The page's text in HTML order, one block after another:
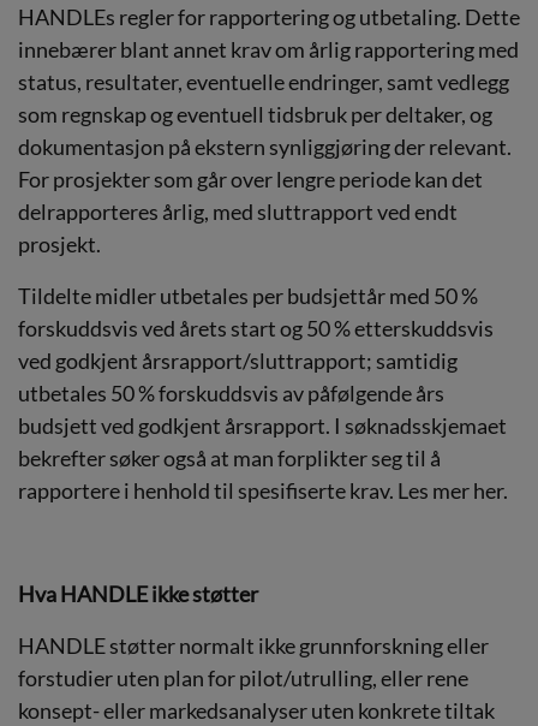
HANDLEs regler for rapportering og utbetaling. Dette
innebærer blant annet krav om årlig rapportering med
status, resultater, eventuelle endringer, samt vedlegg
som regnskap og eventuell tidsbruk per deltaker, og
dokumentasjon på ekstern synliggjøring der relevant.
For prosjekter som går over lengre periode kan det
delrapporteres årlig, med sluttrapport ved endt
prosjekt.
Tildelte midler utbetales per budsjettår med 50 %
forskuddsvis ved årets start og 50 % etterskuddsvis
ved godkjent årsrapport/sluttrapport; samtidig
utbetales 50 % forskuddsvis av påfølgende års
budsjett ved godkjent årsrapport. I søknadsskjemaet
bekrefter søker også at man forplikter seg til å
rapportere i henhold til spesifiserte krav. Les merher.
Hva HANDLE ikke støtter
HANDLE støtter normalt ikke grunnforskning eller
forstudier uten plan for pilot/utrulling, eller rene
konsept- eller markedsanalyser uten konkrete tiltak